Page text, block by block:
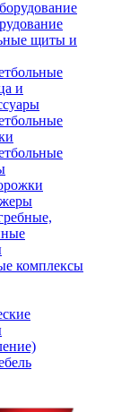
щиты и
и
комплексы